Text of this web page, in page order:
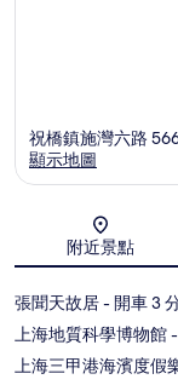
祝橋鎮施灣六路
顯示地圖
附近景點
張聞天故居- 開車 3
上海地質科學博物館
上海三甲港海濱度假